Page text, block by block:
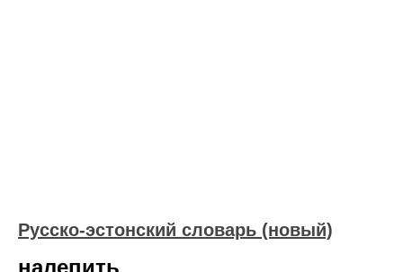
Русско-эстонский словарь (новый)
налепить